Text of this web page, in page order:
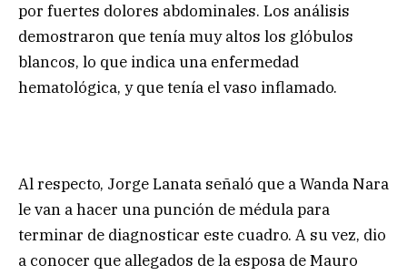
por fuertes dolores abdominales. Los análisis
demostraron que tenía muy altos los glóbulos
blancos, lo que indica una enfermedad
hematológica, y que tenía el vaso inflamado.
Al respecto, Jorge Lanata señaló que a Wanda Nara
le van a hacer una punción de médula para
terminar de diagnosticar este cuadro. A su vez, dio
a conocer que allegados de la esposa de Mauro